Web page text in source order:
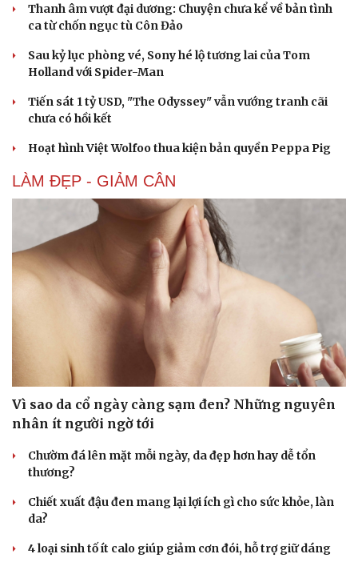
Âm nhạc
Di sản
Sao Việt
Thanh âm vượt đại dương: Chuyện chưa kể về bản tình
ca từ chốn ngục tù Côn Đảo
Sau kỷ lục phòng vé, Sony hé lộ tương lai của Tom
Holland với Spider-Man
Tiến sát 1 tỷ USD, "The Odyssey" vẫn vướng tranh cãi
chưa có hồi kết
Hoạt hình Việt Wolfoo thua kiện bản quyền Peppa Pig
LÀM ĐẸP - GIẢM CÂN
Vì sao da cổ ngày càng sạm đen? Những nguyên
nhân ít người ngờ tới
Chườm đá lên mặt mỗi ngày, da đẹp hơn hay dễ tổn
thương?
Chiết xuất đậu đen mang lại lợi ích gì cho sức khỏe, làn
da?
4 loại sinh tố ít calo giúp giảm cơn đói, hỗ trợ giữ dáng